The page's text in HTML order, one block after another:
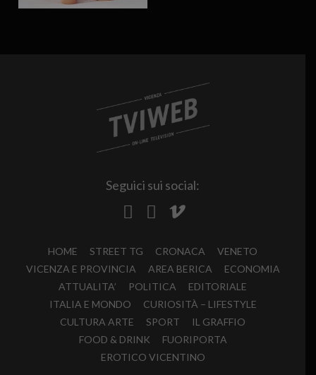
Seguici sui social:
HOME STREET TG CRONACA
VENETO
VICENZA E PROVINCIA
AREA BERICA
ECONOMIA
ATTUALITA’
POLITICA
EDITORIALE
ITALIA E MONDO
CURIOSITÀ – LIFESTYLE
CULTURA ARTE
SPORT
IL GRAFFIO
FOOD & DRINK
FUORIPORTA
EROTICO VICENTINO